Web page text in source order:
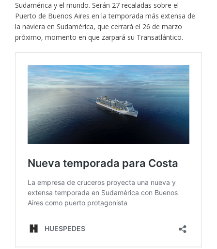
Sudamérica y el mundo. Serán 27 recaladas sobre el
Puerto de Buenos Aires en la temporada más extensa de
la naviera en Sudamérica, que cerrará el 26 de marzo
próximo, momento en que zarpará su Transatlántico.